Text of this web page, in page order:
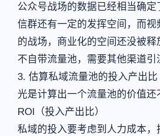
公众号战场的数据已经相当确定
信群还有一定的发挥空间，而视
的战场，商业化的空间还没被释
不自带流量池，需要其他渠道引
3. 估算私域流量池的投入产出比
光是计算出一个流量池的价值还
ROI（投入产出比）
私域的投入要考虑到人力成本，